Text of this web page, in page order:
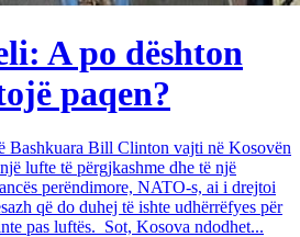
A po dështon
paqen?
Bashkuara Bill Clinton vajti në Kosovën
lufte të përgjkashme dhe të një
perëndimore, NATO-s, ai i drejtoi
që do duhej të ishte udhërrëfyes për
pas luftës. Sot, Kosova ndodhet...